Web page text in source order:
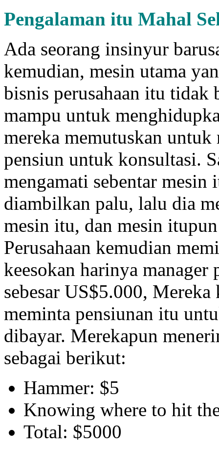
Pengalaman itu Mahal
Ada seorang insinyur
kemudian, mesin utama
bisnis perusahaan itu
mampu untuk
mereka memutuskan
pensiun untuk konsultasi.
mengamati sebentar
diambilkan palu, lalu dia
mesin itu, dan mesin
Perusahaan kemudian
keesokan harinya manager
sebesar US$5.000,
meminta pensiunan itu
dibayar. Merekapun
sebagai berikut:
Hammer: $5
Knowing where to hit
Total: $5000